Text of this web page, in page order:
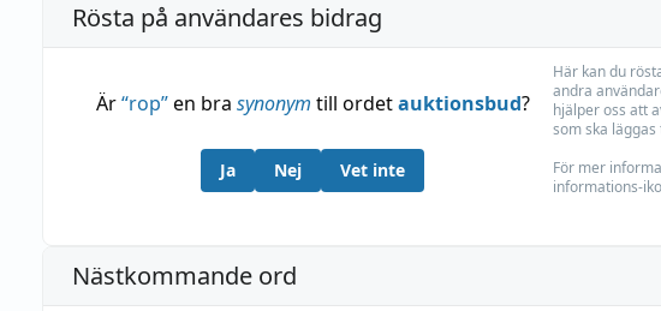
Rösta på användares bidrag
Är“rop”en bra synonym till ordetauktionsbud?
Ja Nej Vet inte
Här kan du
andra
hjälper oss att
som ska
För mer
informations-
Nästkommande ord